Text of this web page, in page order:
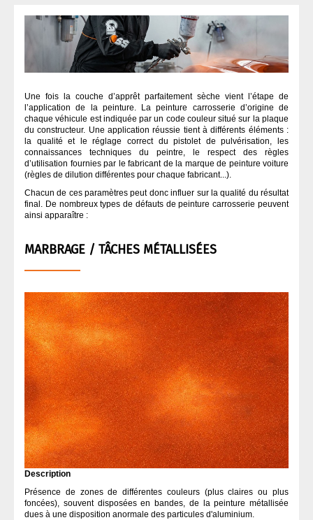
QUI SOMMES NOUS ?ASPIRATION CARROSSERIE
CODE COULEUR PEINTURE
COLLES
DÉGRAISSANT CARROSSERIE
DURCISSEUR
MASTIC
OUTILLAGE À MAIN
OUTILLAGE ÉLECTRIQUE
PEINTURE
PONÇAGE CARROSSERIE
PULVÉRISATION
Une fois la couche d’apprêt parfaitement sèche vient l’étape de
l’application de la peinture. La peinture carrosserie d’origine de
chaque véhicule est indiquée par un code couleur situé sur la plaque
du constructeur. Une application réussie tient à différents éléments :
la qualité et le réglage correct du pistolet de pulvérisation, les
connaissances techniques du peintre, le respect des règles
d’utilisation fournies par le fabricant de la marque de peinture voiture
(règles de dilution différentes pour chaque fabricant...).
Chacun de ces paramètres peut donc influer sur la qualité du résultat
final. De nombreux types de défauts de peinture carrosserie peuvent
ainsi apparaître :
MARBRAGE / TÂCHES MÉTALLISÉES
Description
Présence de zones de différentes couleurs (plus claires ou plus
foncées), souvent disposées en bandes, de la peinture métallisée
dues à une disposition anormale des particules d'aluminium.